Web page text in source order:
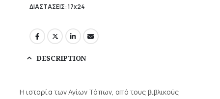
ΔΙΑΣΤΑΣΕΙΣ: 17x24
DESCRIPTION
Η ιστορία των Αγίων Τόπων, από τους βιβλικούς